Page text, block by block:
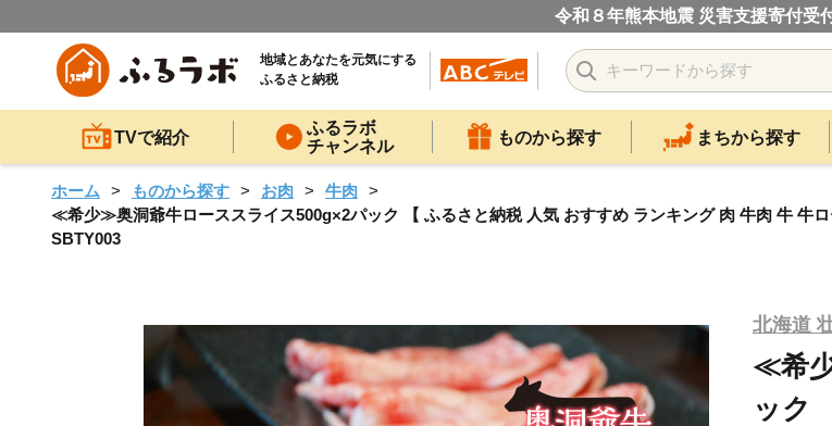
令和８年熊本地震 災害支援寄付受
地域とあなたを元気にする
ふるさと納税
TVで紹介
ふるラボ
チャンネル
ものから探す まちから探す
ホーム ものから探す お肉
牛肉
≪希少≫奥洞爺牛ローススライス500g×2パック 【 ふるさと納税 人気 おすすめ ランキング 肉 牛肉 牛 牛
SBTY003
北海道
≪希
ック